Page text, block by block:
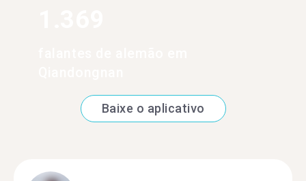
Baixe o aplicativo